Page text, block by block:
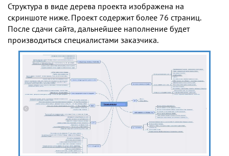
Структура в виде дерева проекта изображена на
скриншоте ниже. Проект содержит более 76 страниц.
После сдачи сайта, дальнейшее наполнение будет
производиться специалистами заказчика.